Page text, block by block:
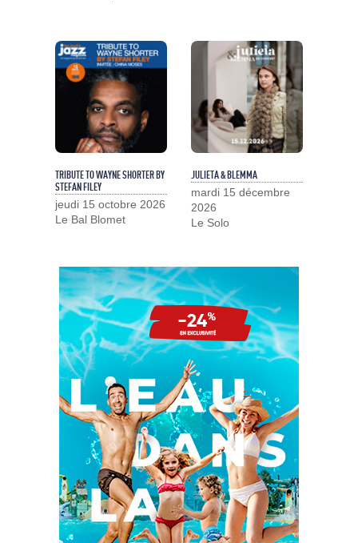
TRIBUTE TO WAYNE SHORTER BY
STEFAN FILEY
jeudi 15 octobre 2026
Le Bal Blomet
JULIETA & BLEMMA
mardi 15 décembre
2026
Le Solo